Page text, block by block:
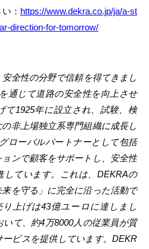
： https://www.dekra.co.jp/ja/a-st
direction-for-tomorrow/
全性の分野で信頼を得てきまし
通じて道路の安全性を向上させ
て1925年に設立され、試験、検
非上場独立系専門組織に成長し
ローバルパートナーとして包括
ンで顧客をサポートし、安全性
しています。これは、DEKRAの
を守る」に完全に沿った活動で
上げは43億ユーロに達しまし
て、約4万8000人の従業員が質
ビスを提供しています。DEKR